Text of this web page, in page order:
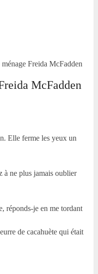
Freida McFadden
McFadden
Elle ferme les yeux un
ne plus jamais oublier
réponds-je en me tordant
de cacahuète qui était